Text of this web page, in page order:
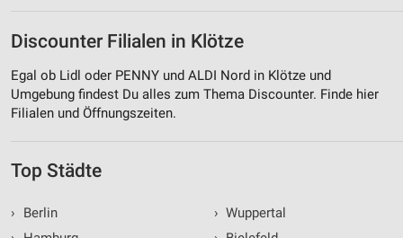
Discounter Filialen in Klötze
Egal ob Lidl oder PENNY und ALDI Nord in Klötze und
Umgebung findest Du alles zum Thema Discounter. Finde hier
Filialen und Öffnungszeiten.
Top Städte
›
Berlin
› Wuppertal